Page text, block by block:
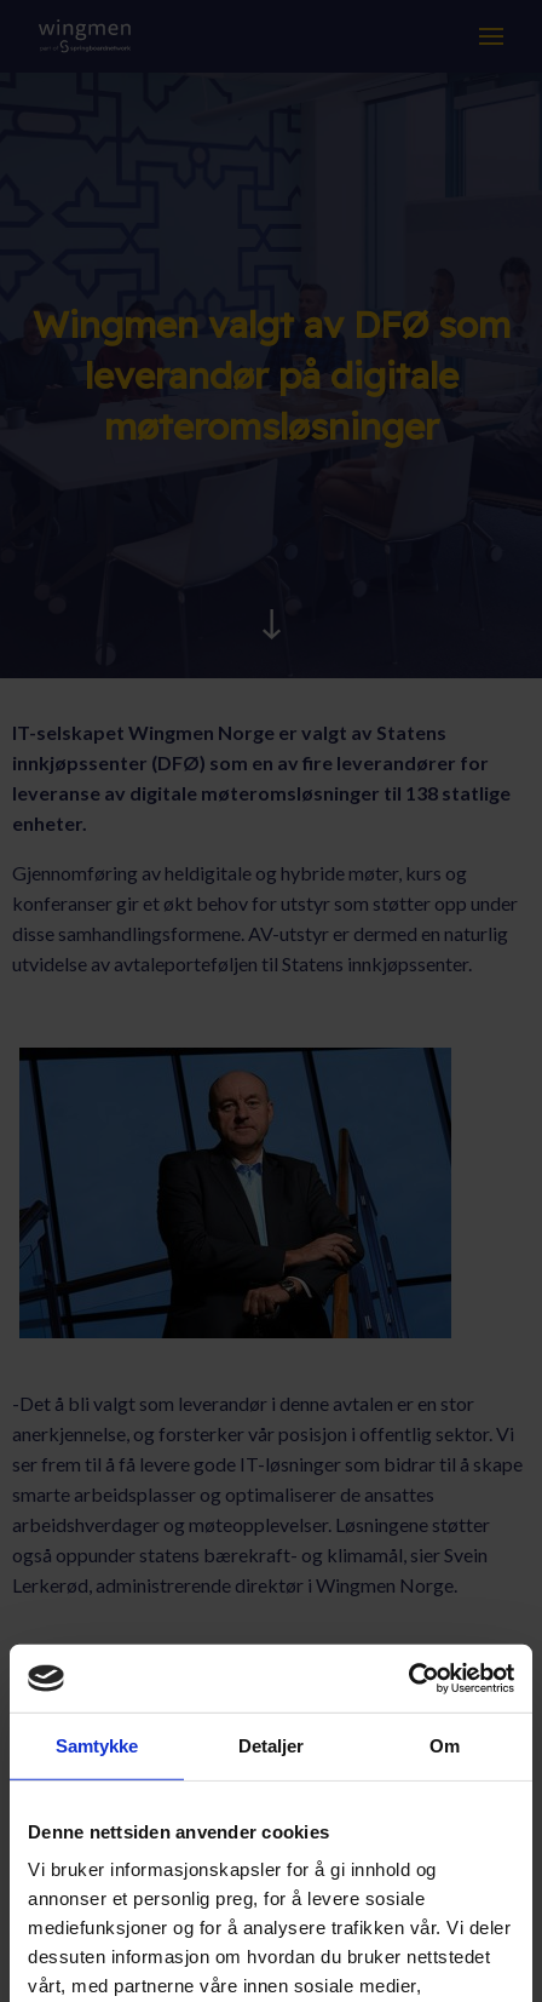
Samtykke Detaljer Om
Denne nettsiden anvender cookies
Vi bruker informasjonskapsler for å gi innhold og
annonser et personlig preg, for å levere sosiale
mediefunksjoner og for å analysere trafikken vår. Vi deler
dessuten informasjon om hvordan du bruker nettstedet
vårt, med partnerne våre innen sosiale medier,
Suksesshistorier
Aktuelt
Jobb hos oss
Wingmen valgt av DFØ som
leverandør på digitale
møteromsløsninger
IT-selskapet Wingmen Norge er valgt av Statens
innkjøpssenter (DFØ) som en av fire leverandører for
leveranse av digitale møteromsløsninger til 138 statlige
enheter.
Gjennomføring av heldigitale og hybride møter, kurs og
konferanser gir et økt behov for utstyr som støtter opp under
disse samhandlingsformene. AV-utstyr er dermed en naturlig
utvidelse av avtaleporteføljen til Statens innkjøpssenter.
-Det å bli valgt som leverandør i denne avtalen er en stor
anerkjennelse, og forsterker vår posisjon i offentlig sektor. Vi
ser frem til å få levere gode IT-løsninger som bidrar til å skape
smarte arbeidsplasser og optimaliserer de ansattes
arbeidshverdager og møteopplevelser. Løsningene støtter
også oppunder statens bærekraft- og klimamål, sier Svein
Lerkerød, administrerende direktør i Wingmen Norge.
Fellesavtale for 138 statlige enheter
Fellesavtalen er inngått med fire leverandører i rangert
som er tilknyttet disse produktene.
Total estimert verdi for fellesavtalen er på inntil 650 mill. NOK
ekskl. MVA for en total avtaleperiode på 4 år, dette gir en
forventet gjennomsnittlig årlig verdi på ca. 162 mill.